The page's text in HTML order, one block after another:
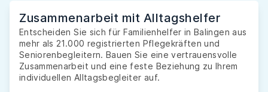
Zusammenarbeit mit Alltagshelfer
Entscheiden Sie sich für Familienhelfer in Balingen aus
mehr als 21.000 registrierten Pflegekräften und
Seniorenbegleitern. Bauen Sie eine vertrauensvolle
Zusammenarbeit und eine feste Beziehung zu Ihrem
individuellen Alltagsbegleiter auf.